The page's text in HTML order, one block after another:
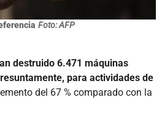
Foto: AFP
destruido 6.471 máquinas
para actividades de
del 67 % comparado con la